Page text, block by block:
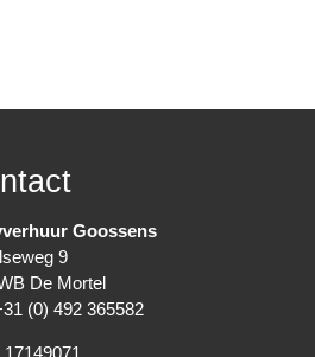
Goossens
9
De Mortel
(0) 492 365582
17149071